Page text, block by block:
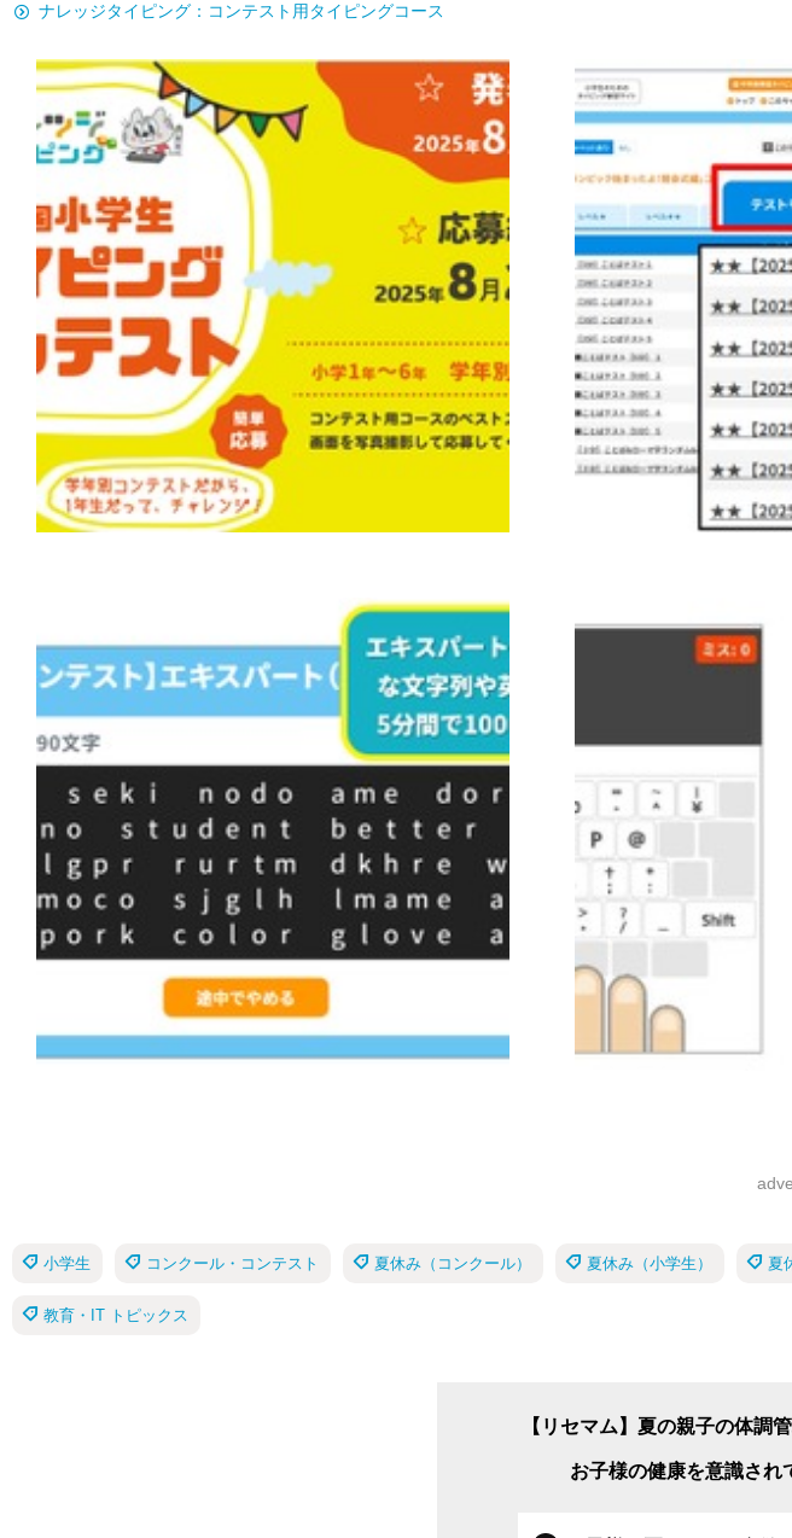
ナレッジタイピング：コンテスト用タイピングコース
小学生 コンクール・コンテスト 夏休み（コンクール） 夏休み（小学生） 夏
教育・IT トピックス
【リセマム】夏の親子の体調
お子様の健康を意識され